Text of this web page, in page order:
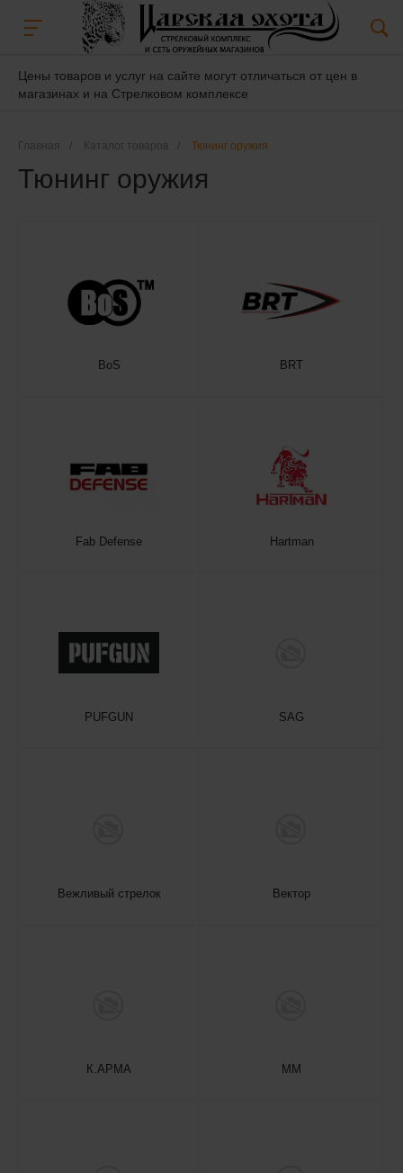
Цены товаров и услуг на сайте могут отличаться от цен в
магазинах и на Стрелковом комплексе
Главная Каталог товаров Тюнинг оружия
Тюнинг оружия
BoS BRT
Fab Defense Hartman
PUFGUN SAG
Вежливый стрелок Вектор
К.АРМА ММ